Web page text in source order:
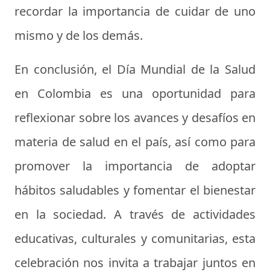
recordar la importancia de cuidar de uno
mismo y de los demás.
En conclusión, el Día Mundial de la Salud
en Colombia es una oportunidad para
reflexionar sobre los avances y desafíos en
materia de salud en el país, así como para
promover la importancia de adoptar
hábitos saludables y fomentar el bienestar
en la sociedad. A través de actividades
educativas, culturales y comunitarias, esta
celebración nos invita a trabajar juntos en